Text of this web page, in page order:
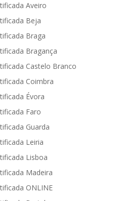
Aveiro
Beja
Braga
Bragança
Castelo Branco
Coimbra
Évora
Faro
Guarda
Leiria
Lisboa
Madeira
ONLINE